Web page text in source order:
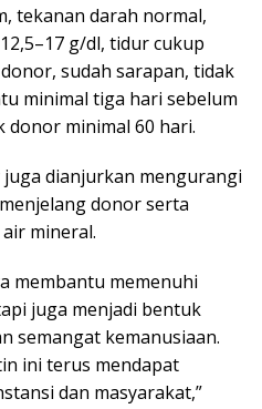
tekanan darah normal,
g/dl, tidur cukup
sudah sarapan, tidak
minimal tiga hari sebelum
minimal 60 hari.
dianjurkan mengurangi
donor serta
mineral.
membantu memenuhi
juga menjadi bentuk
semangat kemanusiaan.
ini terus mendapat
dan masyarakat,”